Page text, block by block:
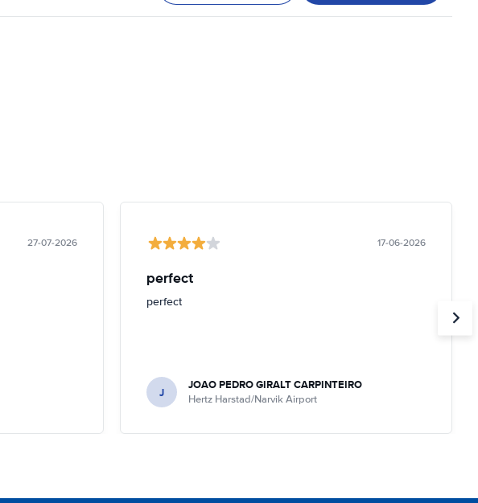
27-07-2026 17-06-2026
perfect
perfect
J JOAO PEDRO GIRALT CARPINTEIRO
Hertz Harstad/Narvik Airport